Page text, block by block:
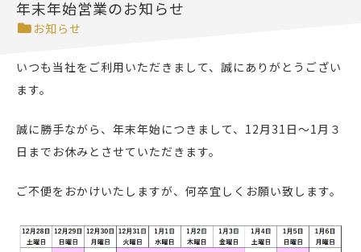
年末年始営業のお知らせ
お知らせ
いつも当社をご利用いただきまして、誠にありがとうござい
ます。
誠に勝手ながら、年末年始につきまして、12月31日～1月３
日までお休みとさせていただきます。
ご不便をおかけいたしますが、何卒宜しくお願い致します。